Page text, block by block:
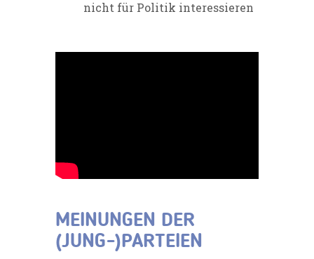
nicht für Politik interessieren
MEINUNGEN DER
(JUNG-)PARTEIEN